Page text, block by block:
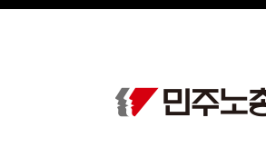
메뉴 건너뛰기
Sketchbook5, 스케치북5